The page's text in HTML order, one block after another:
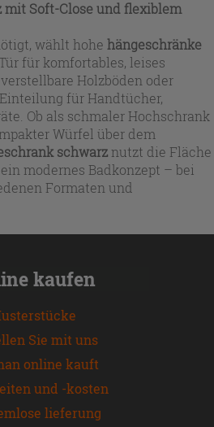
mit Soft-Close und flexiblem
wählt hohe hängeschränke
für komfortables, leises
Holzböden oder
für Handtücher,
Ob als schmaler Hochschrank
Würfel über dem
schwarznutzt die Fläche
modernes Badkonzept – bei
Formaten und
kaufen
Sie mit uns
online kauft
und -kosten
lieferung